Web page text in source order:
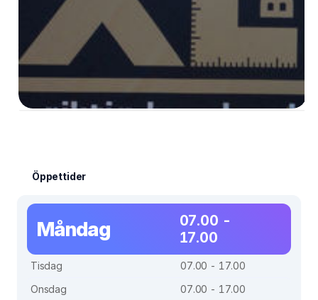
Öppettider
Måndag
07.00 -
17.00
Tisdag
07.00 - 17.00
Onsdag
07.00 - 17.00